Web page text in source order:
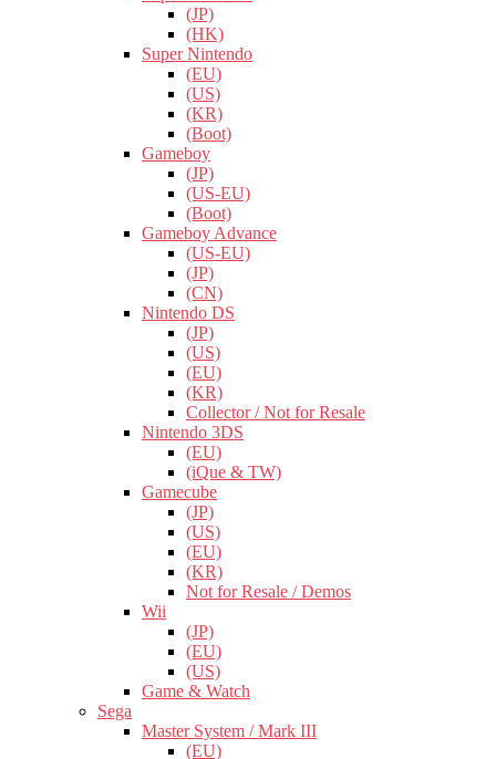
(JP)
(HK)
Super Nintendo
(EU)
(US)
(KR)
(Boot)
Gameboy
(JP)
(US-EU)
(Boot)
Gameboy Advance
(US-EU)
(JP)
(CN)
Nintendo DS
(JP)
(US)
(EU)
(KR)
Collector / Not for Resale
Nintendo 3DS
(EU)
(iQue & TW)
Gamecube
(JP)
(US)
(EU)
(KR)
Not for Resale / Demos
Wii
(JP)
(EU)
(US)
Game & Watch
Sega
Master System / Mark III
(EU)